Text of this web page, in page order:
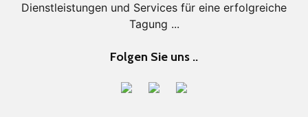
Dienstleistungen und Services für eine erfolgreiche
Tagung ...
Folgen Sie uns ..